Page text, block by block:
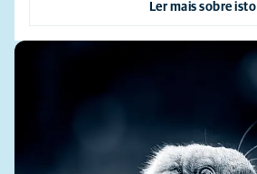
Ler mais sobre isto